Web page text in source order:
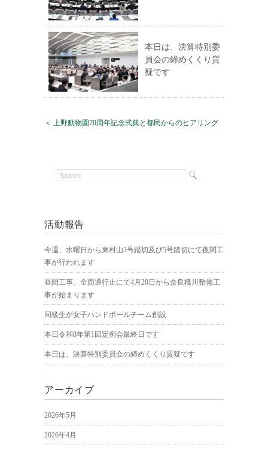
本日は、決算特別委
員会の締めくくり質
疑です
＜ 上野動物園70周年記念式典と都民からのヒアリング
活動報告
今週、水曜日から東村山3号踏切及び5号踏切にて夜間工
事が行われます
昼間工事、全面通行止にて4月20日から奈良橋川整備工
事が始まります
同級生が女子ハンドボールチーム創設
本日令和8年第1回定例会最終日です
本日は、決算特別委員会の締めくくり質疑です
アーカイブ
2026年5月
2026年4月